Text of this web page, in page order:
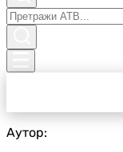
Аутор: